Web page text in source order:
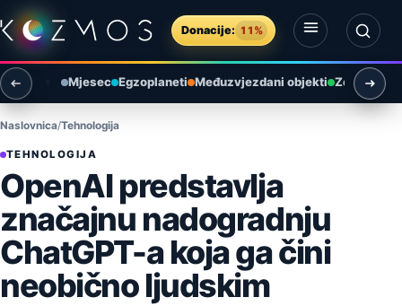
Preskoči na sadržaj
Donacije: 11%
Otvori izbornik
Otvori pretragu
Mjesec Egzoplaneti Međuzvjezdani objekti Zemlja i
Naslovnica Tehnologija
TEHNOLOGIJA
OpenAI predstavlja
značajnu nadogradnju
ChatGPT-a koja ga čini
neobično ljudskim